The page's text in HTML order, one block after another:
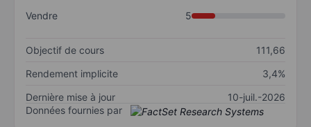
Vendre
5
Objectif de cours
111,66
Rendement implicite
3,4%
Dernière mise à jour
10-juil.-2026
Données fournies par